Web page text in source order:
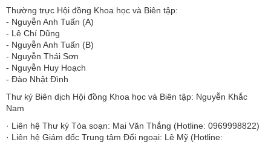
Thường trực Hội đồng Khoa học và Biên tập:
​​​​​​- Nguyễn Anh Tuấn (A)
- Lê Chí Dũng
- Nguyễn Anh Tuấn (B)
- Nguyễn Thái Sơn
- Nguyễn Huy Hoạch
- Đào Nhật Đình
Thư ký Biên dịch Hội đồng Khoa học và Biên tập: Nguyễn Khắc
Nam
· Liên hệ Thư ký Tòa soạn: Mai Văn Thắng (Hotline: 0969998822)
· Liên hệ Giám đốc Trung tâm Đối ngoại: Lê Mỹ (Hotline: